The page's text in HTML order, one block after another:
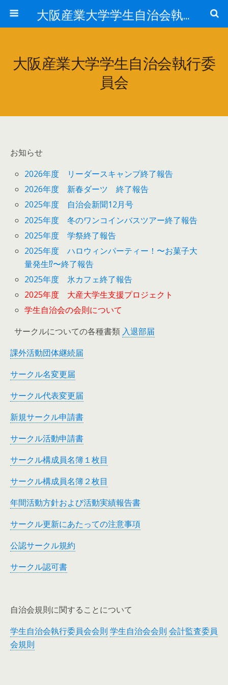
大阪産業大学学生自治会執行委員会
大阪産業大学学生自治会執行委
員会
お知らせ
2026年度 リーダースキャンプ終了報告
2026年度 新春ダーツ 終了報告
2025年度 自治会新聞12月号
2025年度 冬のワンコインバスツアー終了報告
2025年度 学祭終了報告
2025年度 ハロウィンパーティー！〜お菓子大
量発生⁉︎〜終了報告
2025年度 氷カフェ終了報告
2025年度 大産大学生支援プロジェクト
学生自治会の会則について
サークルについての各種書類 入退部届
課外活動団体継続届
サークル名変更届
サークル代表変更届
新規サークル申請書
サークル活動申請書
サークル構成員名簿１枚目
サークル構成員名簿２枚目
年間活動方針および活動実績報告書
サークル更新にあたっての注意事項
公認サークル規約
サークル認可書
自治会規則に関することについて
学生自治会執行委員会会則 学生自治会会則 会計監査委員
会規則